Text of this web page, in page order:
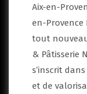
Aix-en-
en-Provence
tout
& Pâtisserie
s’inscrit
et de